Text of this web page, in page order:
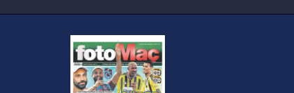
ve sitemizde ilgili
yüzüğü verilecek
Meksika Ligi
Atlas'ın yeni teknik